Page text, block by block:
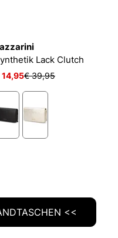
Lack Clutch
14,95€ 39,95
<<